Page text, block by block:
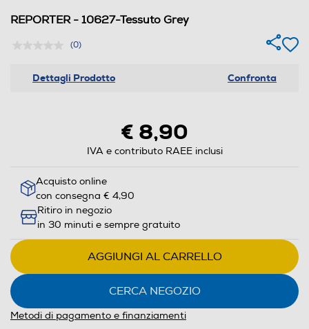
REPORTER - 10627-Tessuto Grey
(0)
Dettagli Prodotto Confronta
€ 8,90
IVA e contributo RAEE inclusi
Acquisto online
con consegna € 4,90
Ritiro in negozio
in 30 minuti e sempre gratuito
AGGIUNGI AL CARRELLO
CERCA NEGOZIO
Metodi di pagamento e finanziamenti